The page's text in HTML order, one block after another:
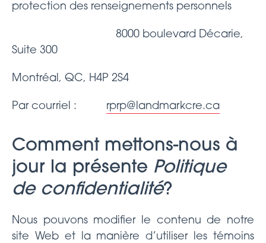
protection des renseignements personnels
8000 boulevard Décarie,
Suite 300
Montréal, QC, H4P 2S4
Par courriel : rprp@landmarkcre.ca
Comment mettons-nous à
jour la présente Politique
de confidentialité?
Nous pouvons modifier le contenu de notre
site Web et la manière d’utiliser les témoins